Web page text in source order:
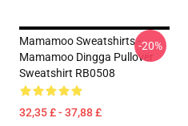
Mamamoo Sweatshirts -
Mamamoo Dingga Pullover
Sweatshirt RB0508
32,35 £ - 37,88 £
-20%